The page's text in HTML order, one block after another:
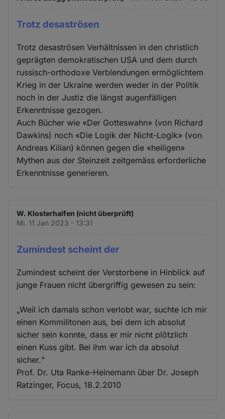
Trotz desaströsen
Trotz desaströsen Verhältnissen in den christlich
geprägten demokratischen USA und dem durch
russisch-orthodoxe Verblendungen ermöglichtem
Krieg in der Ukraine werden weder in der Politik
noch in der Justiz die längst augenfälligen
Erkenntnisse gezogen.
Auch Bücher wie «Der Gotteswahn» (von Richard
Dawkins) noch «Die Logik der Nicht-Logik» (von
Andreas Kilian) können gegen die «heiligen»
Mythen aus der Steinzeit zeitgemäss erforderliche
Erkenntnisse generieren.
W. Klosterhalfen (nicht überprüft)
Mi. 11 Jan 2023 - 13:31
Zumindest scheint der
Zumindest scheint der Verstorbene in Hinblick auf
junge Frauen nicht übergriffig gewesen zu sein:
„Weil ich damals schon verlobt war, suchte ich mir
einen Kommilitonen aus, bei dem ich absolut
sicher sein konnte, dass er mir nicht plötzlich
einen Kuss gibt. Bei ihm war ich da absolut
sicher.“
Prof. Dr. Uta Ranke-Heinemann über Dr. Joseph
Ratzinger, Focus, 18.2.2010